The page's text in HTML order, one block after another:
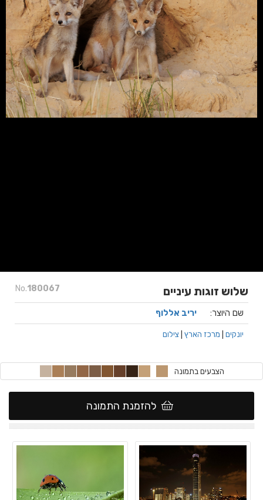
No.180067 שלוש זוגות עיניים
שם היוצר: יריב אללוף
יונקים מרכז הארץ צילום
הצבעים בתמונה
להזמנת התמונה